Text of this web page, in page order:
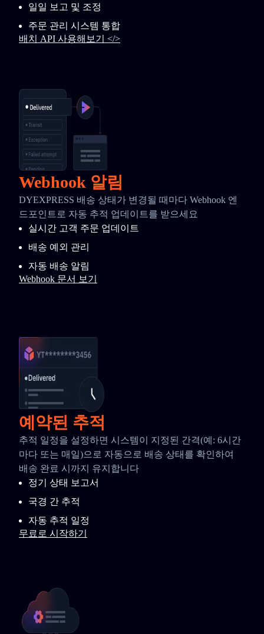
일일 보고 및 조정
주문 관리 시스템 통합
배치 API 사용해보기 </>
Webhook 알림
DYEXPRESS 배송 상태가 변경될 때마다 Webhook 엔
드포인트로 자동 추적 업데이트를 받으세요
실시간 고객 주문 업데이트
배송 예외 관리
자동 배송 알림
Webhook 문서 보기
예약된 추적
추적 일정을 설정하면 시스템이 지정된 간격(예: 6시간
마다 또는 매일)으로 자동으로 배송 상태를 확인하여
배송 완료 시까지 유지합니다
정기 상태 보고서
국경 간 추적
자동 추적 일정
무료로 시작하기